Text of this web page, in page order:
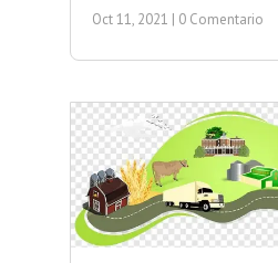
Oct 11, 2021 | 0 Comentario